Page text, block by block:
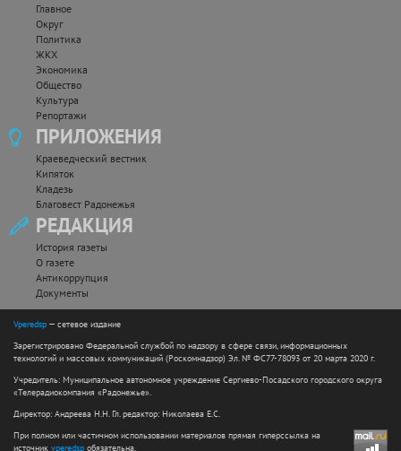
Главное
Округ
Политика
ЖКХ
Экономика
Общество
Культура
Репортажи
ПРИЛОЖЕНИЯ
Краеведческий вестник
Кипяток
Кладезь
Благовест Радонежья
РЕДАКЦИЯ
История газеты
О газете
Антикоррупция
Документы
Vperedsp — сетевое издание
Зарегистрировано Федеральной службой по надзору в сфере связи, информационных
технологий и массовых коммуникаций (Роскомнадзор) Эл. № ФС77-78093 от 20 марта 2020 г.
Учредитель: Муниципальное автономное учреждение Сергиево-Посадского городского округа
«Телерадиокомпания «Радонежье».
Директор: Андреева Н.Н. Гл. редактор: Николаева Е.С.
При полном или частичном использовании материалов прямая гиперссылка на
источник vperedsp обязательна.